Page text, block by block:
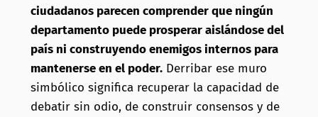
ciudadanos parecen comprender que ningún
departamento puede prosperar aislándose del
país ni construyendo enemigos internos para
mantenerse en el poder.Derribar ese muro
simbólico significa recuperar la capacidad de
debatir sin odio, de construir consensos y de